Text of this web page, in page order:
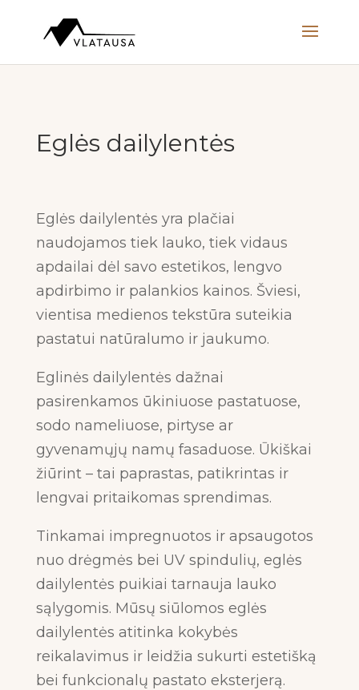
Eglės dailylentės
Eglės dailylentės yra plačiai
naudojamos tiek lauko, tiek vidaus
apdailai dėl savo estetikos, lengvo
apdirbimo ir palankios kainos. Šviesi,
vientisa medienos tekstūra suteikia
pastatui natūralumo ir jaukumo.
Eglinės dailylentės dažnai
pasirenkamos ūkiniuose pastatuose,
sodo nameliuose, pirtyse ar
gyvenamųjų namų fasaduose. Ūkiškai
žiūrint – tai paprastas, patikrintas ir
lengvai pritaikomas sprendimas.
Tinkamai impregnuotos ir apsaugotos
nuo drėgmės bei UV spindulių, eglės
dailylentės puikiai tarnauja lauko
sąlygomis. Mūsų siūlomos eglės
dailylentės atitinka kokybės
reikalavimus ir leidžia sukurti estetišką
bei funkcionalų pastato eksterjerą.